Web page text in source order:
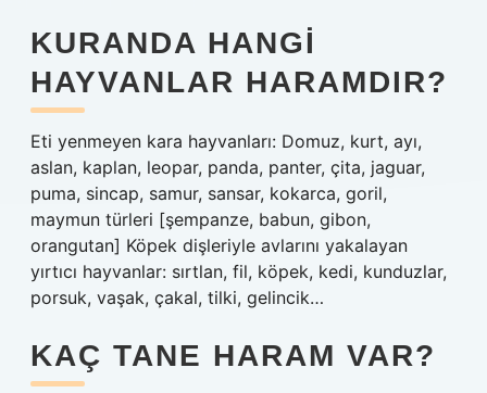
KURANDA HANGI
HAYVANLAR HARAMDIR?
Eti yenmeyen kara hayvanları: Domuz, kurt, ayı,
aslan, kaplan, leopar, panda, panter, çita, jaguar,
puma, sincap, samur, sansar, kokarca, goril,
maymun türleri [şempanze, babun, gibon,
orangutan] Köpek dişleriyle avlarını yakalayan
yırtıcı hayvanlar: sırtlan, fil, köpek, kedi, kunduzlar,
porsuk, vaşak, çakal, tilki, gelincik…
KAÇ TANE HARAM VAR?